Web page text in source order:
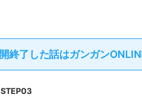
終了した話はガンガン
STEP03